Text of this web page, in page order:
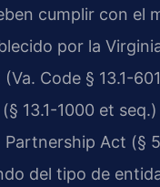
cumplir con el
por la
Code § 13.1-
13.1-1000 et
Act (§
del tipo de